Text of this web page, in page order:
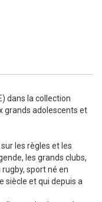
dans la collection
grands adolescents et
les règles et les
les grands clubs,
sport né en
siècle et qui depuis a